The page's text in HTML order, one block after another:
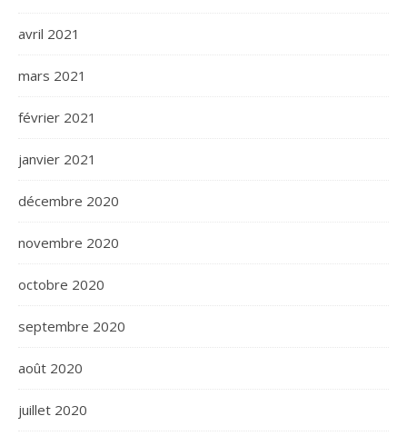
avril 2021
mars 2021
février 2021
janvier 2021
décembre 2020
novembre 2020
octobre 2020
septembre 2020
août 2020
juillet 2020